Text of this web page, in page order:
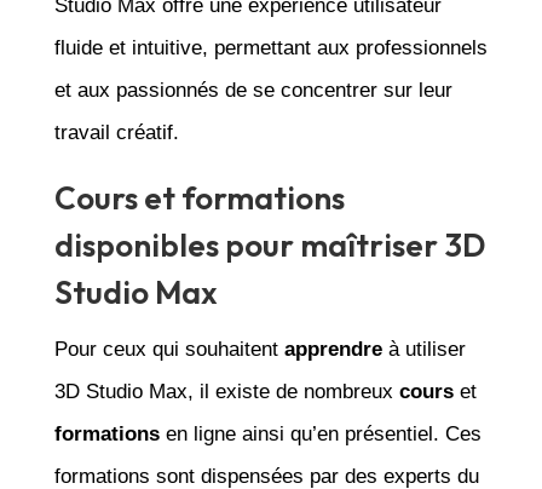
Studio Max offre une expérience utilisateur
fluide et intuitive, permettant aux professionnels
et aux passionnés de se concentrer sur leur
travail créatif.
Cours et formations
disponibles pour maîtriser 3D
Studio Max
Pour ceux qui souhaitent apprendreà utiliser
3D Studio Max, il existe de nombreux courset
formationsen ligne ainsi qu’en présentiel. Ces
formations sont dispensées par des experts du